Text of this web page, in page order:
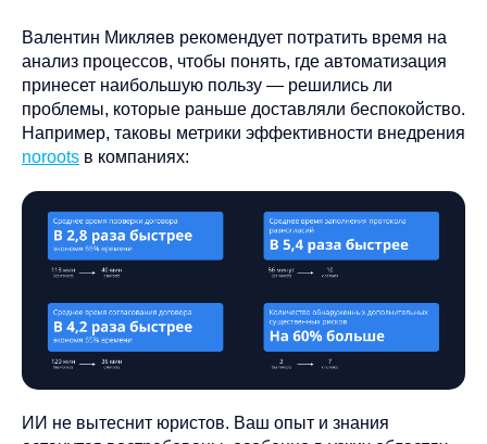
Валентин Микляев рекомендует потратить время на
анализ процессов, чтобы понять, где автоматизация
принесет наибольшую пользу — решились ли
проблемы, которые раньше доставляли беспокойство.
Например, таковы метрики эффективности внедрения
noroots в компаниях:
ИИ не вытеснит юристов. Ваш опыт и знания